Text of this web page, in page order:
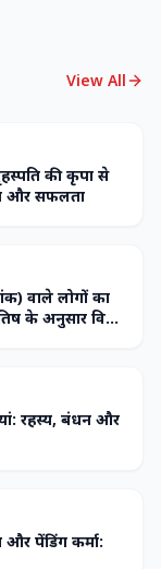
View All
की कृपा से
और सफलता
वाले लोगों का
के अनुसार विशेष
रहस्य, बंधन और
और पेंडिंग कर्मा: